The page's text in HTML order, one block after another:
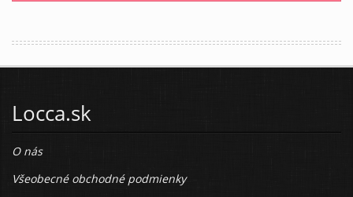
Locca.sk
O nás
Všeobecné obchodné podmienky